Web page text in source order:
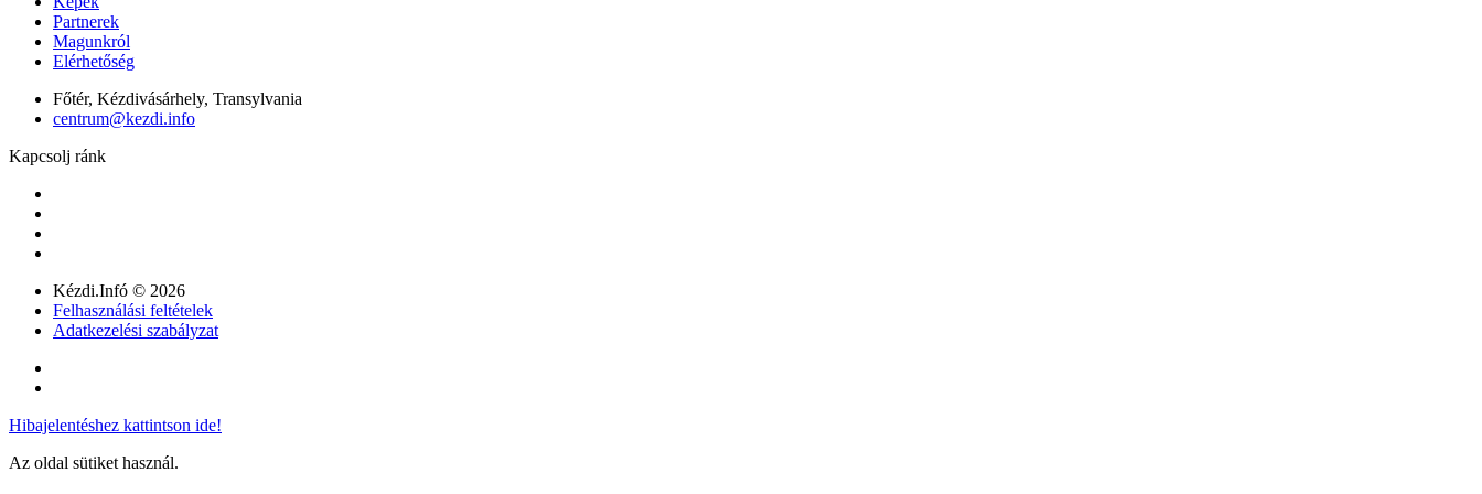
Partnerek
Magunkról
Elérhetőség
Főtér, Kézdivásárhely, Transylvania
centrum@kezdi.info
Kapcsolj ránk
Kézdi.Infó © 2026
Felhasználási feltételek
Adatkezelési szabályzat
Hibajelentéshez kattintson ide!
Az oldal sütiket használ.